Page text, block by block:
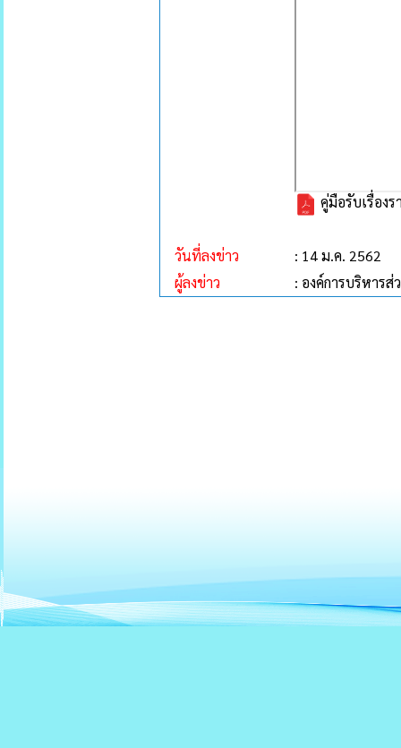
คู่มือรับเรื่องร
วันที่ลงข่าว
: 14 ม.ค. 2562
ผู้ลงข่าว
: องค์การบริหาร